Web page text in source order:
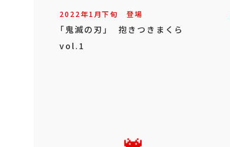
2022年1月下旬 登場
「鬼滅の刃」 抱きつきまくら
vol.1